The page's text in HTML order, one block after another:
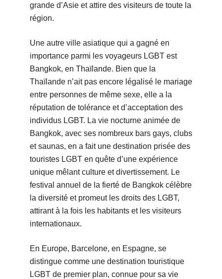
grande d’Asie et attire des visiteurs de toute la
région.
Une autre ville asiatique qui a gagné en
importance parmi les voyageurs LGBT est
Bangkok, en Thaïlande. Bien que la
Thaïlande n’ait pas encore légalisé le mariage
entre personnes de même sexe, elle a la
réputation de tolérance et d’acceptation des
individus LGBT. La vie nocturne animée de
Bangkok, avec ses nombreux bars gays, clubs
et saunas, en a fait une destination prisée des
touristes LGBT en quête d’une expérience
unique mêlant culture et divertissement. Le
festival annuel de la fierté de Bangkok célèbre
la diversité et promeut les droits des LGBT,
attirant à la fois les habitants et les visiteurs
internationaux.
En Europe, Barcelone, en Espagne, se
distingue comme une destination touristique
LGBT de premier plan, connue pour sa vie